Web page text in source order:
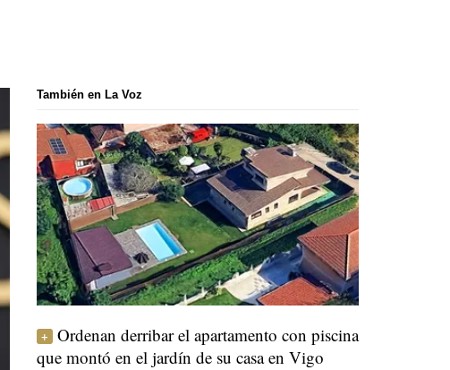
También en La Voz
Ordenan derribar el apartamento con piscina
que montó en el jardín de su casa en Vigo